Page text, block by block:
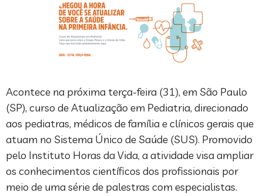
Acontece na próxima terça-feira (31), em São Paulo
(SP), curso de Atualização em Pediatria, direcionado
aos pediatras, médicos de família e clínicos gerais que
atuam no Sistema Único de Saúde (SUS). Promovido
pelo Instituto Horas da Vida, a atividade visa ampliar
os conhecimentos científicos dos profissionais por
meio de uma série de palestras com especialistas.